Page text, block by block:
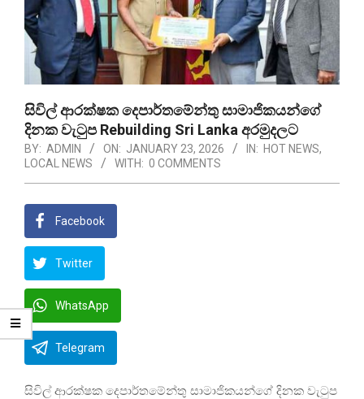
සිවිල් ආරක්ෂක දෙපාර්තමේන්තු සාමාජිකයන්ගේ
දිනක වැටුප Rebuilding Sri Lanka අරමුදලට
BY: ADMIN ON: JANUARY 23, 2026 IN: HOT NEWS,
LOCAL NEWS
WITH: 0 COMMENTS
Facebook
Twitter
WhatsApp
Telegram
සිවිල් ආරක්ෂක දෙපාර්තමේන්තු සාමාජිකයන්ගේ දිනක වැටුප